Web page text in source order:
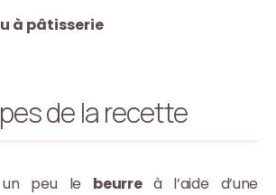
à pâtisserie
de la recette
un peu le beurre à l’aide d’une